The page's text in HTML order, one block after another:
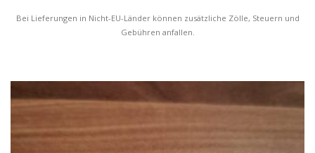
Bei Lieferungen in Nicht-EU-Länder können zusätzliche Zölle, Steuern und
Gebühren anfallen.